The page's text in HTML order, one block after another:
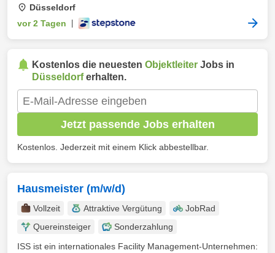
Düsseldorf
vor 2 Tagen
Kostenlos die neuesten Objektleiter Jobs in
Düsseldorferhalten.
Jetzt passende Jobs erhalten
Kostenlos. Jederzeit mit einem Klick abbestellbar.
Hausmeister (m/w/d)
Vollzeit Attraktive Vergütung
JobRad
Quereinsteiger
Sonderzahlung
ISS ist ein internationales Facility Management-Unternehmen: